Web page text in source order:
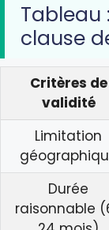
Tableau
clause
Critères de
validité
Limitation
Durée
raisonnable